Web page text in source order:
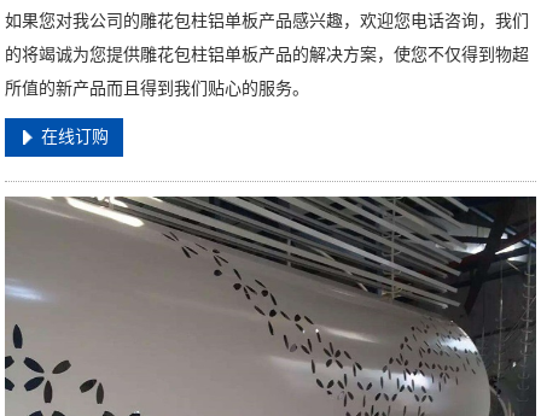
如果您对我公司的雕花包柱铝单板产品感兴趣，欢迎您电话咨询，我们
的将竭诚为您提供雕花包柱铝单板产品的解决方案，使您不仅得到物超
所值的新产品而且得到我们贴心的服务。
在线订购